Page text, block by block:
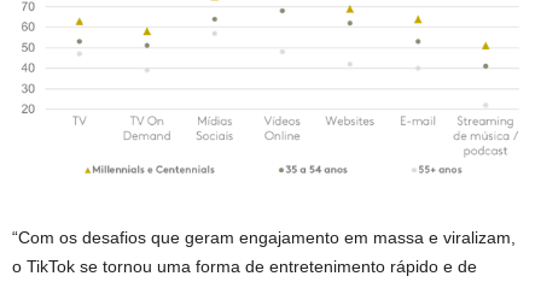
“Com os desafios que geram engajamento em massa e viralizam,
o TikTok se tornou uma forma de entretenimento rápido e de